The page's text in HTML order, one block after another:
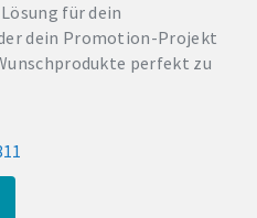
für dein
dein Promotion-Projekt
perfekt zu